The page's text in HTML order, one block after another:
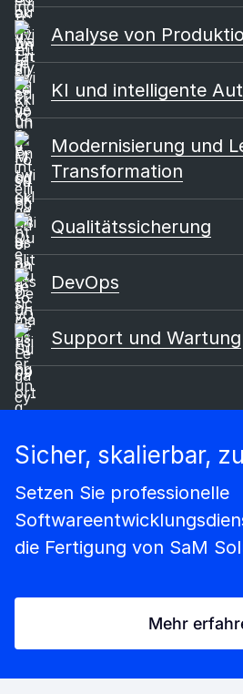
Analyse von
KI und intelligente
Modernisierung und
Transformation
Qualitätssicherung
DevOps
Support und Wartung
Sicher, skalierbar,
Setzen Sie professionelle
die Fertigung von SaM
Mehr